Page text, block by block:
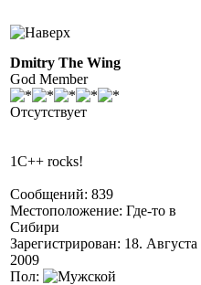
Dmitry The Wing
God Member
Отсутствует
1C++ rocks!
Сообщений: 839
Местоположение: Где-то в
Сибири
Зарегистрирован: 18. Августа
2009
Пол: